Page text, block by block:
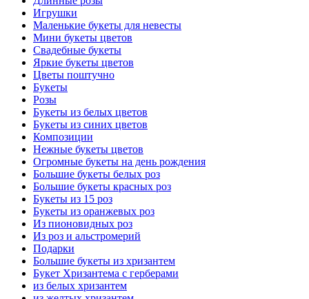
Игрушки
Маленькие букеты для невесты
Мини букеты цветов
Свадебные букеты
Яркие букеты цветов
Цветы поштучно
Букеты
Розы
Букеты из белых цветов
Букеты из синих цветов
Композиции
Нежные букеты цветов
Огромные букеты на день рождения
Большие букеты белых роз
Большие букеты красных роз
Букеты из 15 роз
Букеты из оранжевых роз
Из пионовидных роз
Из роз и альстромерий
Подарки
Большие букеты из хризантем
Букет Хризантема с герберами
из белых хризантем